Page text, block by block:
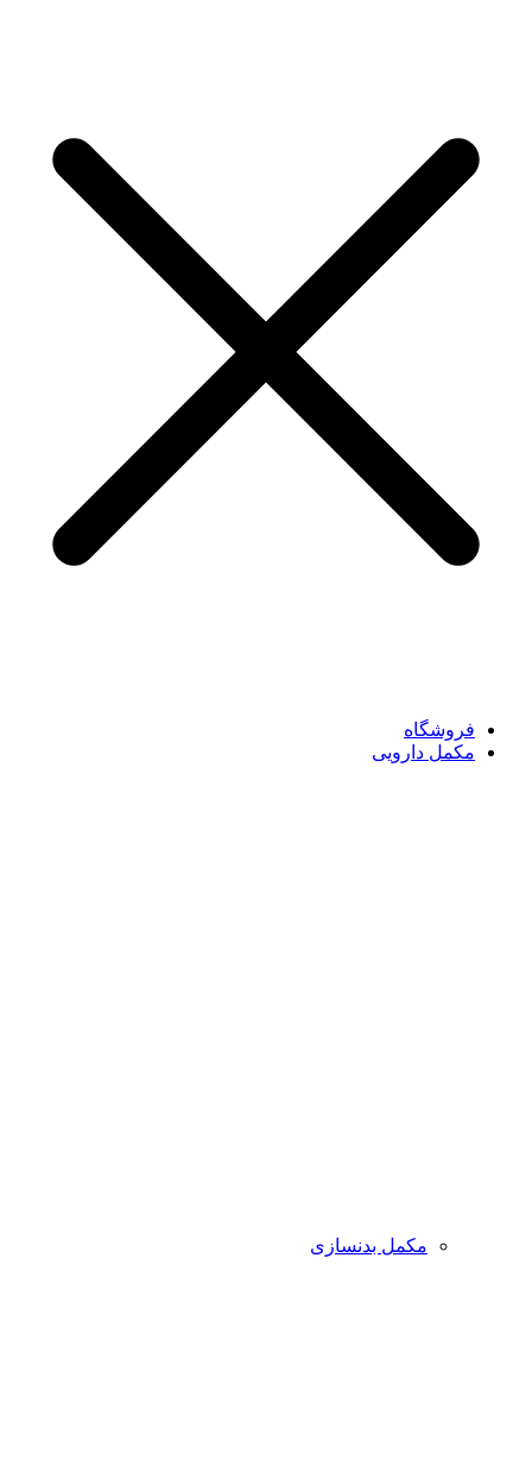
فروشگاه
مکمل دارویی
مکمل بدنسازی